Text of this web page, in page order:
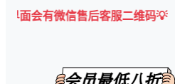
微信售后客服二维码💡